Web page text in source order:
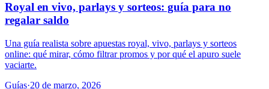
Royal en vivo, parlays y sorteos: guía para no
regalar saldo
Una guía realista sobre apuestas royal, vivo, parlays y sorteos
online: qué mirar, cómo filtrar promos y por qué el apuro suele
vaciarte.
Guías·20 de marzo, 2026